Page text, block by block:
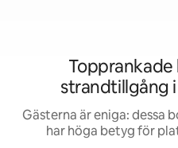
strandtillgång
Gästerna är eniga: dessa
har höga betyg för